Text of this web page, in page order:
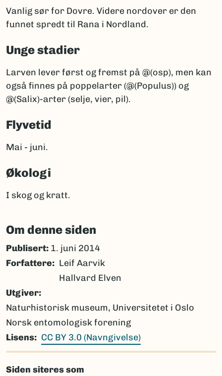
Vanlig sør for Dovre. Videre nordover er den
funnet spredt til Rana i Nordland.
Unge stadier
Larven lever først og fremst på @(osp), men kan
også finnes på poppelarter (@(Populus)) og
@(Salix)-arter (selje, vier, pil).
Flyvetid
Mai - juni.
Økologi
I skog og kratt.
Om denne siden
Publisert: 1. juni 2014
Forfattere
Leif Aarvik
Hallvard Elven
Utgiver
Naturhistorisk museum, Universitetet i Oslo
Norsk entomologisk forening
Lisens
CC BY 3.0 (Navngivelse)
Siden siteres som